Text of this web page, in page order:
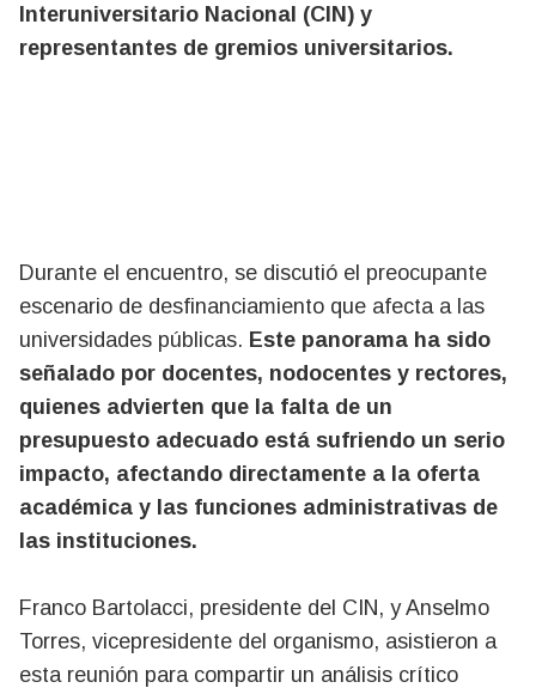
Interuniversitario Nacional (CIN) y
representantes de gremios universitarios.
Durante el encuentro, se discutió el preocupante
escenario de desfinanciamiento que afecta a las
universidades públicas. Este panorama ha sido
señalado por docentes, nodocentes y rectores,
quienes advierten que la falta de un
presupuesto adecuado está sufriendo un serio
impacto, afectando directamente a la oferta
académica y las funciones administrativas de
las instituciones.
Franco Bartolacci, presidente del CIN, y Anselmo
Torres, vicepresidente del organismo, asistieron a
esta reunión para compartir un análisis crítico